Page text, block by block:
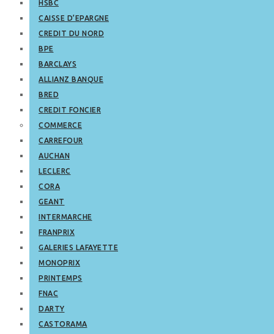
HSBC
CAISSE D’EPARGNE
CREDIT DU NORD
BPE
BARCLAYS
ALLIANZ BANQUE
BRED
CREDIT FONCIER
COMMERCE
CARREFOUR
AUCHAN
LECLERC
CORA
GEANT
INTERMARCHE
FRANPRIX
GALERIES LAFAYETTE
MONOPRIX
PRINTEMPS
FNAC
DARTY
CASTORAMA